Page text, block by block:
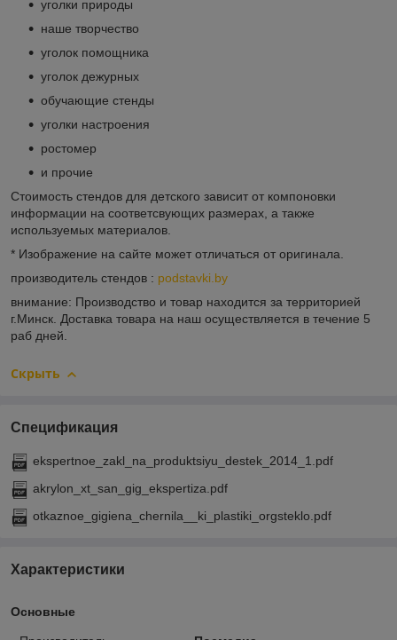
уголки природы
наше творчество
уголок помощника
уголок дежурных
обучающие стенды
уголки настроения
ростомер
и прочие
Стоимость стендов для детского зависит от компоновки
информации на соответсвующих размерах, а также
используемых материалов.
* Изображение на сайте может отличаться от оригинала.
производитель стендов : podstavki.by
внимание: Производство и товар находится за территорией
г.Минск. Доставка товара на наш осуществляется в течение 5
раб дней.
Скрыть
Спецификация
ekspertnoe_zakl_na_produktsiyu_destek_2014_1.pdf
akrylon_xt_san_gig_ekspertiza.pdf
otkaznoe_gigiena_chernila__ki_plastiki_orgsteklo.pdf
Характеристики
Основные